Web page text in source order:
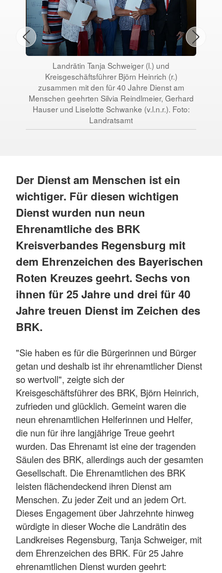
Landrätin Tanja Schweiger (l.) und
Kreisgeschäftsführer Björn Heinrich (r.)
zusammen mit den für 40 Jahre Dienst am
Menschen geehrten Silvia Reindlmeier, Gerhard
Hauser und Liselotte Schwanke (v.l.n.r.). Foto:
Landratsamt
Der Dienst am Menschen ist ein
wichtiger. Für diesen wichtigen
Dienst wurden nun neun
Ehrenamtliche des BRK
Kreisverbandes Regensburg mit
dem Ehrenzeichen des Bayerischen
Roten Kreuzes geehrt. Sechs von
ihnen für 25 Jahre und drei für 40
Jahre treuen Dienst im Zeichen des
BRK.
"Sie haben es für die Bürgerinnen und Bürger
getan und deshalb ist ihr ehrenamtlicher Dienst
so wertvoll", zeigte sich der
Kreisgeschäftsführer des BRK, Björn Heinrich,
zufrieden und glücklich. Gemeint waren die
neun ehrenamtlichen Helferinnen und Helfer,
die nun für ihre langjährige Treue geehrt
wurden. Das Ehrenamt ist eine der tragenden
Säulen des BRK, allerdings auch der gesamten
Gesellschaft. Die Ehrenamtlichen des BRK
leisten flächendeckend ihren Dienst am
Menschen. Zu jeder Zeit und an jedem Ort.
Dieses Engagement über Jahrzehnte hinweg
würdigte in dieser Woche die Landrätin des
Landkreises Regensburg, Tanja Schweiger, mit
dem Ehrenzeichen des BRK. Für 25 Jahre
ehrenamtlichen Dienst wurden geehrt: